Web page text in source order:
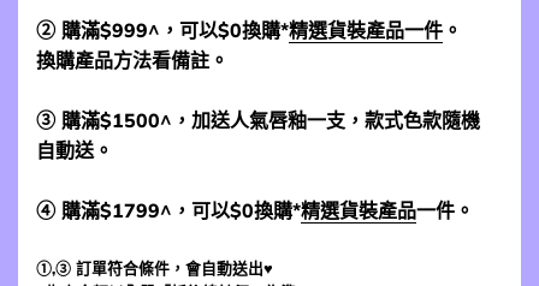
② 購滿$999^，可以$0換購*精選貨裝產品一件 。
換購產品方法看備註。
③ 購滿$1500^，加送人氣唇釉一支，款式色款隨機
自動送。
④ 購滿$1799^，可以$0換購*精選貨裝產品一件。
①,③ 訂單符合條件，會自動送出♥